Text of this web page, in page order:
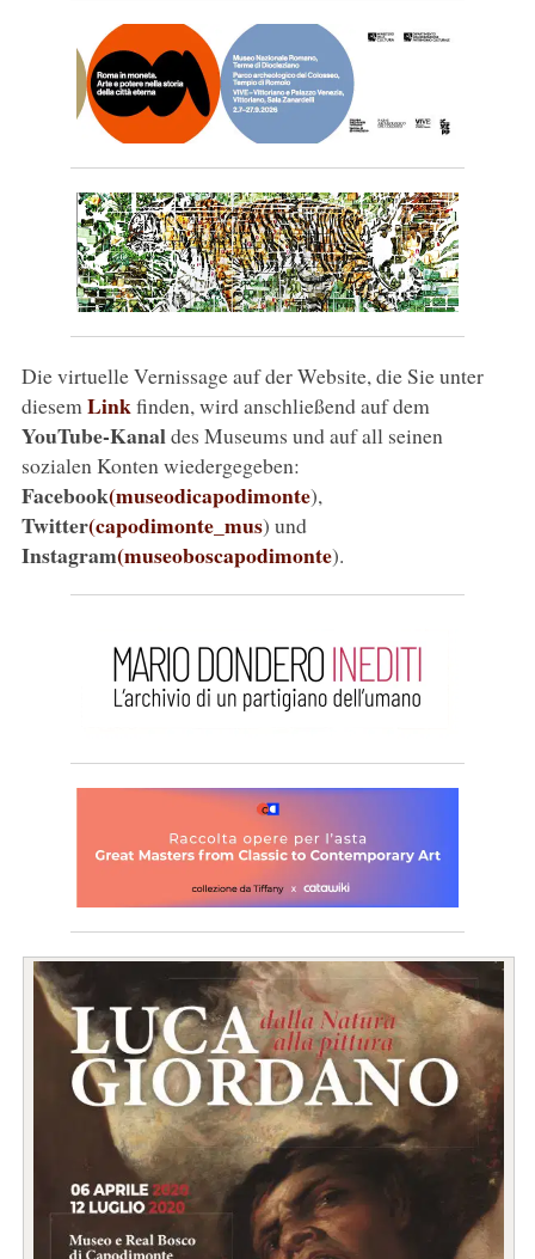
Die virtuelle Vernissage auf der Website, die Sie unter
diesem Linkfinden, wird anschließend auf dem
YouTube-Kanaldes Museums und auf all seinen
sozialen Konten wiedergegeben:
Facebook(museodicapodimonte),
Twitter(capodimonte_mus) und
Instagram(museoboscapodimonte).